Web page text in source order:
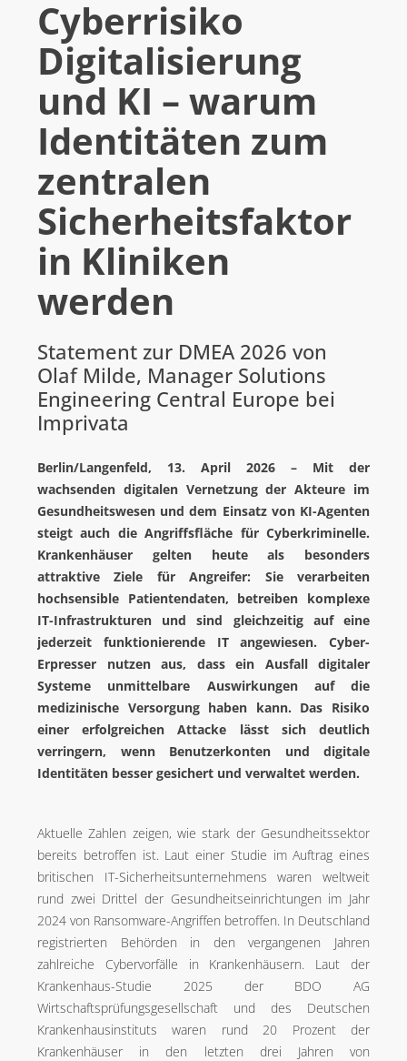
DOWNLOADS
FERRARI ELECTRONIC AG
G DATA
IMPRIVATA
INOTEC BARCODE SECURITY
LANCOM SYSTEMS (AB 1.7.26 ROHDE & SCHWARZ NC)
ROHDE & SCHWARZ NETWORKS AND CYBERSECURITY
VIBRIO. KOMMUNIKATIONSMANAGEMENT DR. KAUSCH
ÜBER UNS
AGENTUR
VIBRIO. KOMMUNIKATIONSMANAGEMENT DR. KAUSCH
KONTAKT
Cyberrisiko
Digitalisierung
und KI – warum
Identitäten zum
zentralen
Sicherheitsfaktor
in Kliniken
werden
Statement zur DMEA 2026 von
Olaf Milde, Manager Solutions
Engineering Central Europe bei
Imprivata
Berlin/Langenfeld, 13. April 2026 – Mit der
wachsenden digitalen Vernetzung der Akteure im
Gesundheitswesen und dem Einsatz von KI-Agenten
steigt auch die Angriffsfläche für Cyberkriminelle.
Krankenhäuser gelten heute als besonders
attraktive Ziele für Angreifer: Sie verarbeiten
hochsensible Patientendaten, betreiben komplexe
IT-Infrastrukturen und sind gleichzeitig auf eine
jederzeit funktionierende IT angewiesen. Cyber-
Erpresser nutzen aus, dass ein Ausfall digitaler
Systeme unmittelbare Auswirkungen auf die
medizinische Versorgung haben kann. Das Risiko
einer erfolgreichen Attacke lässt sich deutlich
verringern, wenn Benutzerkonten und digitale
Identitäten besser gesichert und verwaltet werden.
Aktuelle Zahlen zeigen, wie stark der Gesundheitssektor
bereits betroffen ist. Laut einer Studie im Auftrag eines
britischen IT-Sicherheitsunternehmens waren weltweit
rund zwei Drittel der Gesundheitseinrichtungen im Jahr
2024 von Ransomware-Angriffen betroffen. In Deutschland
registrierten Behörden in den vergangenen Jahren
zahlreiche Cybervorfälle in Krankenhäusern. Laut der
Krankenhaus-Studie 2025 der BDO AG
Wirtschaftsprüfungsgesellschaft und des Deutschen
Krankenhausinstituts waren rund 20 Prozent der
Krankenhäuser in den letzten drei Jahren von